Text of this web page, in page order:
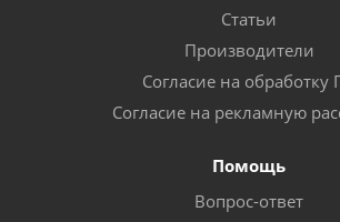
Статьи
Производители
Согласие на обработку
Согласие на рекламную
Помощь
Вопрос-ответ